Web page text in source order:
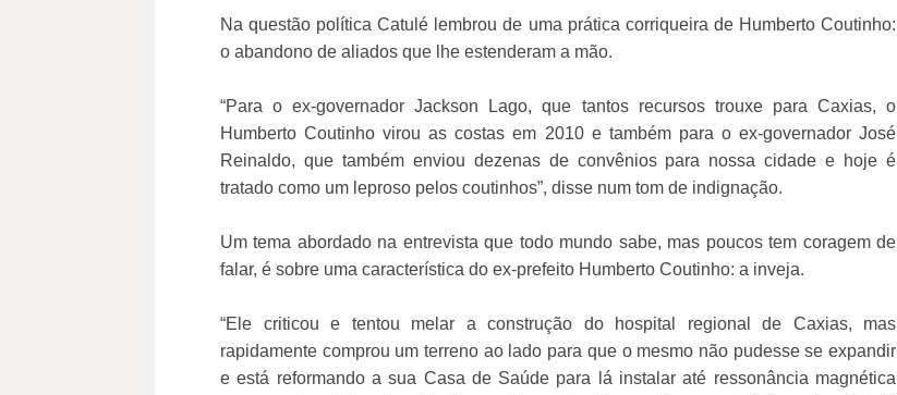
Na questão política Catulé lembrou de uma prática corriqueira de Humberto Coutinho:
o abandono de aliados que lhe estenderam a mão.
“Para o ex-governador Jackson Lago, que tantos recursos trouxe para Caxias, o
Humberto Coutinho virou as costas em 2010 e também para o ex-governador José
Reinaldo, que também enviou dezenas de convênios para nossa cidade e hoje é
tratado como um leproso pelos coutinhos”, disse num tom de indignação.
Um tema abordado na entrevista que todo mundo sabe, mas poucos tem coragem de
falar, é sobre uma característica do ex-prefeito Humberto Coutinho: a inveja.
“Ele criticou e tentou melar a construção do hospital regional de Caxias, mas
rapidamente comprou um terreno ao lado para que o mesmo não pudesse se expandir
e está reformando a sua Casa de Saúde para lá instalar até ressonância magnética